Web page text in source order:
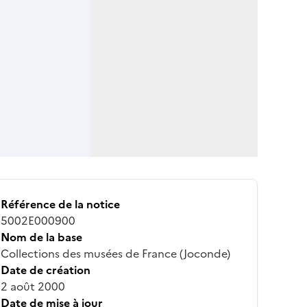
Référence de la notice
5002E000900
Nom de la base
Collections des musées de France (Joconde)
Date de création
2 août 2000
Date de mise à jour